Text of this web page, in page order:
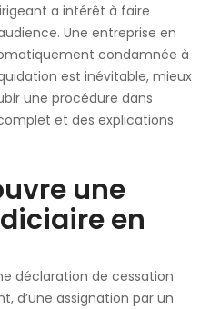
a intérêt à faire
Une entreprise en
condamnée à
est inévitable, mieux
une procédure dans
et des explications
une
en
déclaration de cessation
d’une assignation par un